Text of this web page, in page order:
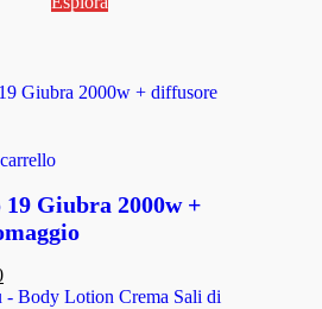
19 Giubra 2000w +